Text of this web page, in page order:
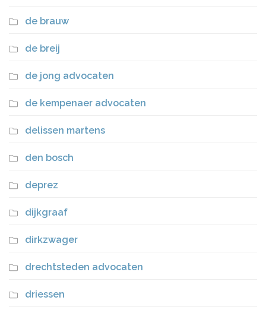
de brauw
de breij
de jong advocaten
de kempenaer advocaten
delissen martens
den bosch
deprez
dijkgraaf
dirkzwager
drechtsteden advocaten
driessen